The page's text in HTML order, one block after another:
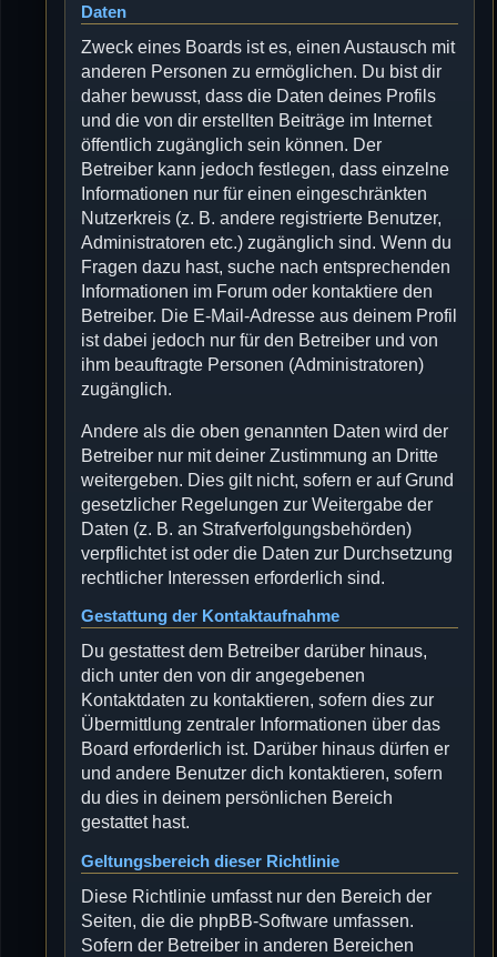
Daten
Zweck eines Boards ist es, einen Austausch mit
anderen Personen zu ermöglichen. Du bist dir
daher bewusst, dass die Daten deines Profils
und die von dir erstellten Beiträge im Internet
öffentlich zugänglich sein können. Der
Betreiber kann jedoch festlegen, dass einzelne
Informationen nur für einen eingeschränkten
Nutzerkreis (z. B. andere registrierte Benutzer,
Administratoren etc.) zugänglich sind. Wenn du
Fragen dazu hast, suche nach entsprechenden
Informationen im Forum oder kontaktiere den
Betreiber. Die E-Mail-Adresse aus deinem Profil
ist dabei jedoch nur für den Betreiber und von
ihm beauftragte Personen (Administratoren)
zugänglich.
Andere als die oben genannten Daten wird der
Betreiber nur mit deiner Zustimmung an Dritte
weitergeben. Dies gilt nicht, sofern er auf Grund
gesetzlicher Regelungen zur Weitergabe der
Daten (z. B. an Strafverfolgungsbehörden)
verpflichtet ist oder die Daten zur Durchsetzung
rechtlicher Interessen erforderlich sind.
Gestattung der Kontaktaufnahme
Du gestattest dem Betreiber darüber hinaus,
dich unter den von dir angegebenen
Kontaktdaten zu kontaktieren, sofern dies zur
Übermittlung zentraler Informationen über das
Board erforderlich ist. Darüber hinaus dürfen er
und andere Benutzer dich kontaktieren, sofern
du dies in deinem persönlichen Bereich
gestattet hast.
Geltungsbereich dieser Richtlinie
Diese Richtlinie umfasst nur den Bereich der
Seiten, die die phpBB-Software umfassen.
Sofern der Betreiber in anderen Bereichen